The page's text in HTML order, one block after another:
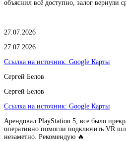
объяснил всё доступно, залог вернули
27.07.2026
27.07.2026
Ссылка на источник: Google Карты
Сергей Белов
Сергей Белов
Ссылка на источник: Google Карты
Арендовал PlayStation 5, все было
оперативно помогли подключить VR
незаметно. Рекомендую 🔥